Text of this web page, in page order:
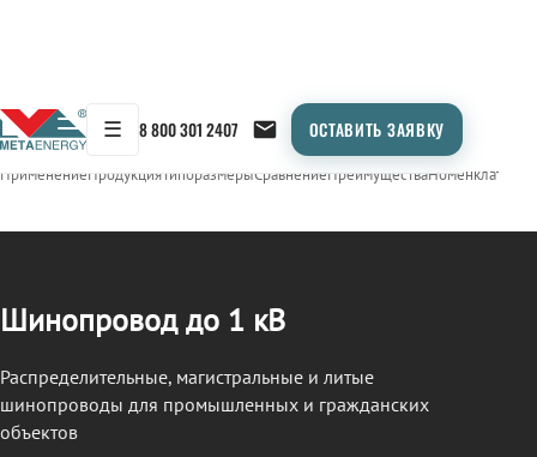
☰ 8 800 301 2407 ОСТАВИТЬ ЗАЯВКУ
← Продукция/ШИНОПРОВОД
ПрименениеПродукцияТипоразмерыСравнениеПреимуществаНоменклатура
Шинопровод до 1 кВ
Распределительные, магистральные и литые
шинопроводы для промышленных и гражданских
объектов